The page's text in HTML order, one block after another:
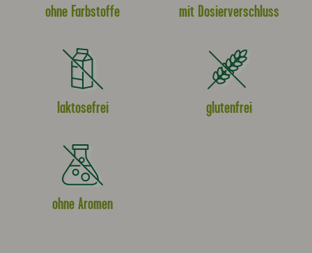
ohne Farbstoffe mit Dosierverschluss
laktosefrei glutenfrei
ohne Aromen